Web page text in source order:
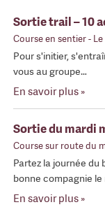
Sortie trail – 10
Course en sentier- Le
Pour s'initier,
vous au groupe…
En savoir plus »
Sortie du mardi
Course sur route du
Partez la journée du
bonne compagnie
En savoir plus »